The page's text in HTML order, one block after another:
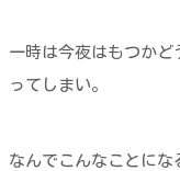
一時は今夜はもつか
ってしまい。
なんでこんなことにな